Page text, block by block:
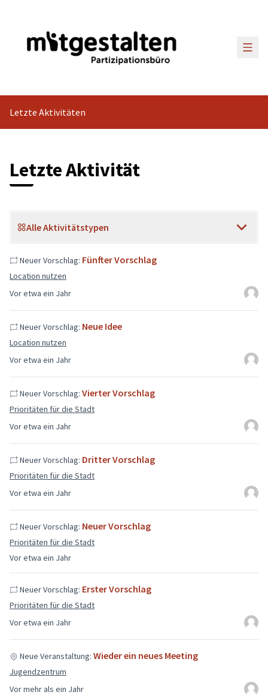
Letzte Aktivitäten
Letzte Aktivität
Alle Aktivitätstypen
Vor etwa ein Jahr
Neuer Vorschlag: Fünfter Vorschlag
Location nutzen
Vor etwa ein Jahr
Neuer Vorschlag: Neue Idee
Location nutzen
Vor etwa ein Jahr
Neuer Vorschlag: Vierter Vorschlag
Prioritäten für die Stadt
Vor etwa ein Jahr
Neuer Vorschlag: Dritter Vorschlag
Prioritäten für die Stadt
Vor etwa ein Jahr
Neuer Vorschlag: Neuer Vorschlag
Prioritäten für die Stadt
Vor etwa ein Jahr
Neuer Vorschlag: Erster Vorschlag
Prioritäten für die Stadt
Vor mehr als ein Jahr
Neue Veranstaltung: Wieder ein neues Meeting
Jugendzentrum